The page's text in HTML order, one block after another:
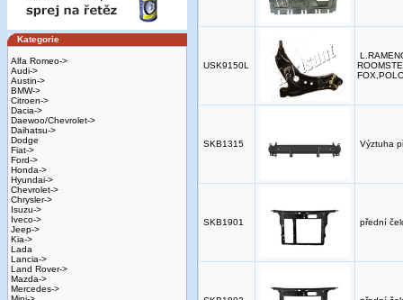
Kategorie
Alfa Romeo->
Audi->
Austin->
BMW->
Citroen->
Dacia->
Daewoo/Chevrolet->
Daihatsu->
Dodge
Fiat->
Ford->
Honda->
Hyundai->
Chevrolet->
Chrysler->
Isuzu->
Iveco->
Jeep->
Kia->
Lada
Lancia->
Land Rover->
Mazda->
Mercedes->
USK9150L
SKB1315 Výztuha
SKB1901 přední